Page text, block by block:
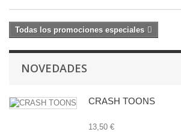
Todas los promociones especiales
NOVEDADES
CRASH TOONS
13,50 €